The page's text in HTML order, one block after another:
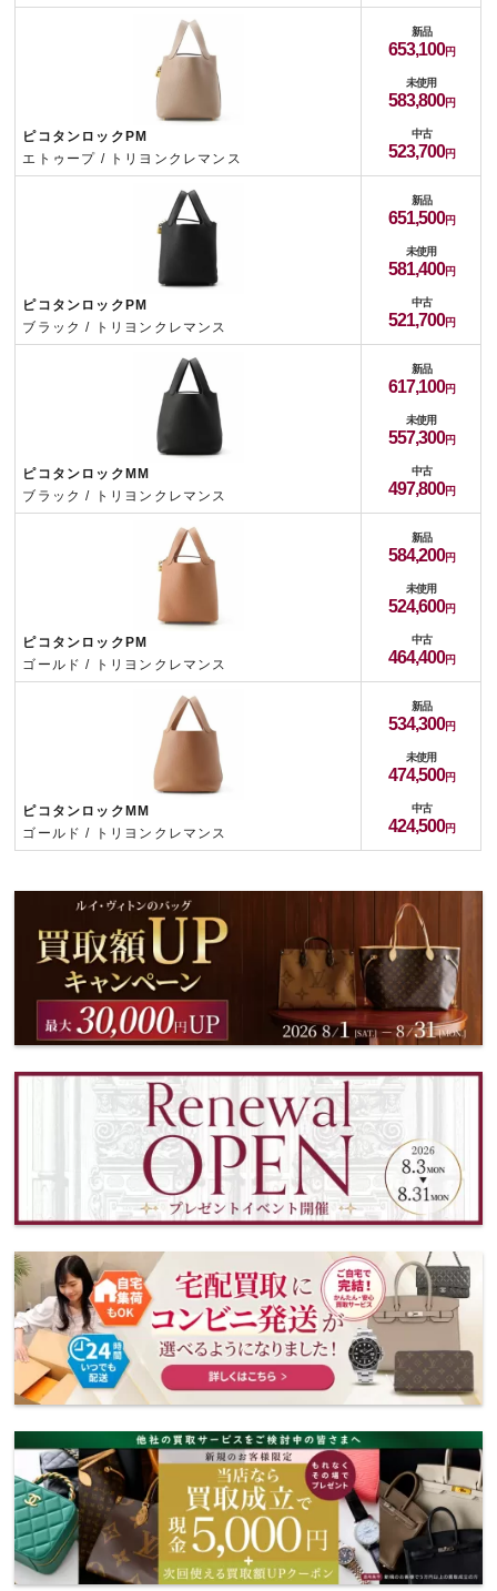
ピコタンロックPM
エトゥープ / トリヨンクレマンス
新品
653,100
未使用
583,800
中古
523,700
ピコタンロックPM
ブラック / トリヨンクレマンス
新品
651,500
未使用
581,400
中古
521,700
ピコタンロックMM
ブラック / トリヨンクレマンス
新品
617,100
未使用
557,300
中古
497,800
ピコタンロックPM
ゴールド / トリヨンクレマンス
新品
584,200
未使用
524,600
中古
464,400
ピコタンロックMM
ゴールド / トリヨンクレマンス
新品
534,300
未使用
474,500
中古
424,500